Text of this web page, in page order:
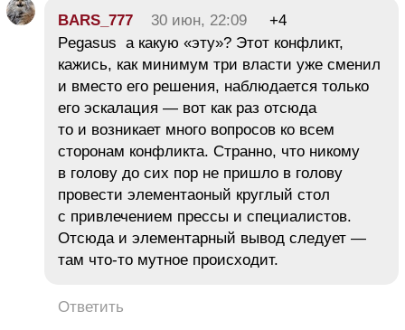
BARS_777 30 июн, 22:09
+4
Pegasus а какую «эту»? Этот конфликт,
кажись, как минимум три власти уже сменил
и вместо его решения, наблюдается только
его эскалация — вот как раз отсюда
то и возникает много вопросов ко всем
сторонам конфликта. Странно, что никому
в голову до сих пор не пришло в голову
провести элементаоный круглый стол
с привлечением прессы и специалистов.
Отсюда и элементарный вывод следует —
там что-то мутное происходит.
Ответить